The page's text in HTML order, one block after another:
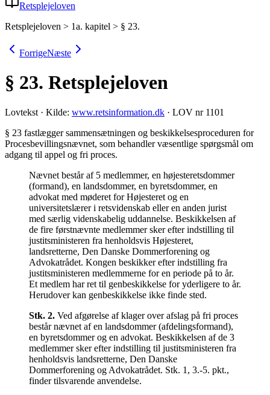
Retsplejeloven
Retsplejeloven > 1a. kapitel > § 23.
ForrigeNæste
§ 23. Retsplejeloven
Lovtekst · Kilde: www.retsinformation.dk · LOV nr 1101
§ 23 fastlægger sammensætningen og beskikkelsesproceduren for
Procesbevillingsnævnet, som behandler væsentlige spørgsmål om
adgang til appel og fri proces.
Nævnet består af 5 medlemmer, en højesteretsdommer
(formand), en landsdommer, en byretsdommer, en
advokat med møderet for Højesteret og en
universitetslærer i retsvidenskab eller en anden jurist
med særlig videnskabelig uddannelse. Beskikkelsen af
de fire førstnævnte medlemmer sker efter indstilling til
justitsministeren fra henholdsvis Højesteret,
landsretterne, Den Danske Dommerforening og
Advokatrådet. Kongen beskikker efter indstilling fra
justitsministeren medlemmerne for en periode på to år.
Et medlem har ret til genbeskikkelse for yderligere to år.
Herudover kan genbeskikkelse ikke finde sted.
Stk. 2. Ved afgørelse af klager over afslag på fri proces
består nævnet af en landsdommer (afdelingsformand),
en byretsdommer og en advokat. Beskikkelsen af de 3
medlemmer sker efter indstilling til justitsministeren fra
henholdsvis landsretterne, Den Danske
Dommerforening og Advokatrådet. Stk. 1, 3.-5. pkt.,
finder tilsvarende anvendelse.